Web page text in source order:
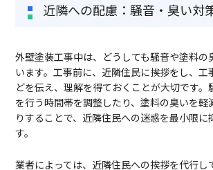
近隣への配慮：騒音・臭い対
外壁塗装工事中は、どうしても騒音や塗料の
います。工事前に、近隣住民に挨拶をし、工
どを伝え、理解を得ておくことが大切です。
を行う時間帯を調整したり、塗料の臭いを軽
りすることで、近隣住民への迷惑を最小限に
す。
業者によっては、近隣住民への挨拶を代行し